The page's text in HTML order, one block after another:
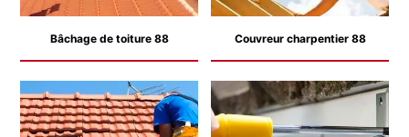
Bâchage de toiture 88 Couvreur charpentier 88